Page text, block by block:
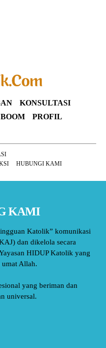
KONSULTASI
BOOM
PROFIL
HUBUNGI KAMI
KAMI
Katolik” komunikasi
dan dikelola secara
HIDUP Katolik yang
Allah.
yang beriman dan
universal.